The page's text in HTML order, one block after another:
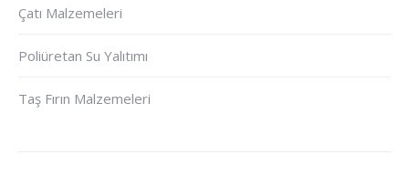
Çatı Malzemeleri
Poliüretan Su Yalıtımı
Taş Fırın Malzemeleri